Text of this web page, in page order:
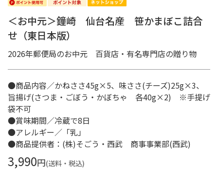
＜お中元＞鐘崎 仙台名産 笹かまぼこ詰合
せ（東日本版）
2026年郵便局のお中元 百貨店・有名専門店の贈り物
●商品内容／かねささ45g×5、味ささ(チーズ)25g×3、
旨揚げ(さつま・ごぼう・かぼちゃ 各40g×2) ※手提げ
袋不可
●賞味期間／冷蔵で8日
●アレルギー／「乳」
●商品提供者：(株)そごう・西武 商事事業部(西武)
3,990円(送料・税込)